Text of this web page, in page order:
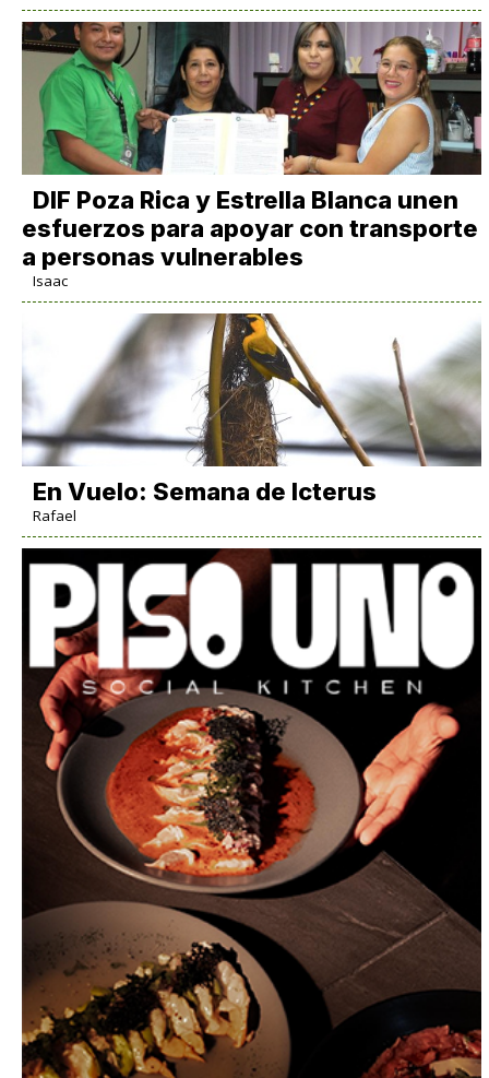
DIF Poza Rica y Estrella Blanca unen
esfuerzos para apoyar con transporte
a personas vulnerables
Isaac
En Vuelo: Semana de Icterus
Rafael